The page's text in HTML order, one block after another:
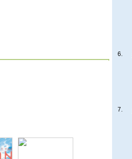
6.
7.